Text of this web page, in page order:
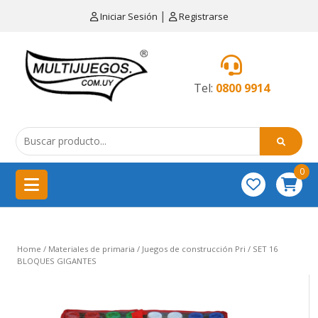
Iniciar Sesión | Registrarse
Tel: 0800 9914
MENÚ
de
cocina
China
importación
Educativos
0
Home / Materiales de primaria / Juegos de construcción Pri / SET 16
BLOQUES GIGANTES